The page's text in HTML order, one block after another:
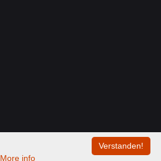
00:00
Verstanden!
More info